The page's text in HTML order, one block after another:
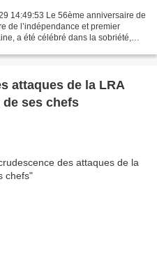
14:49:53 Le 56ème anniversaire de
de l’indépendance et premier
a été célébré dans la sobriété,
attaques de la LRA
ses chefs